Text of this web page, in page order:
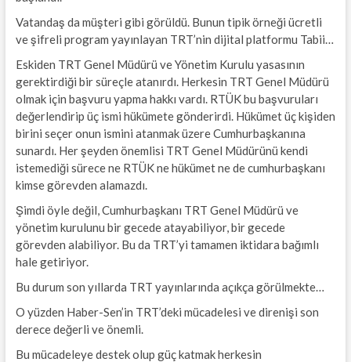
Vatandaş da müşteri gibi görüldü. Bunun tipik örneği ücretli
ve şifreli program yayınlayan TRT’nin dijital platformu Tabii…
Eskiden TRT Genel Müdürü ve Yönetim Kurulu yasasının
gerektirdiği bir süreçle atanırdı. Herkesin TRT Genel Müdürü
olmak için başvuru yapma hakkı vardı. RTÜK bu başvuruları
değerlendirip üç ismi hükümete gönderirdi. Hükümet üç kişiden
birini seçer onun ismini atanmak üzere Cumhurbaşkanına
sunardı. Her şeyden önemlisi TRT Genel Müdürünü kendi
istemediği sürece ne RTÜK ne hükümet ne de cumhurbaşkanı
kimse görevden alamazdı.
Şimdi öyle değil, Cumhurbaşkanı TRT Genel Müdürü ve
yönetim kurulunu bir gecede atayabiliyor, bir gecede
görevden alabiliyor. Bu da TRT’yi tamamen iktidara bağımlı
hale getiriyor.
Bu durum son yıllarda TRT yayınlarında açıkça görülmekte…
O yüzden Haber-Sen’in TRT’deki mücadelesi ve direnişi son
derece değerli ve önemli.
Bu mücadeleye destek olup güç katmak herkesin